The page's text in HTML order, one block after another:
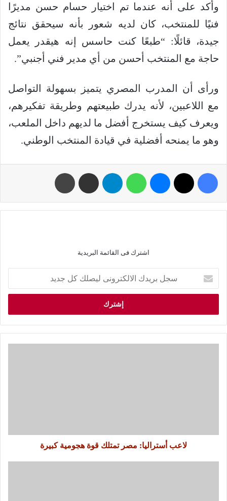
وأكد على أنه عندما تم اختيار حسام حسن مديرًا
فنيًا للمنتخب، كان لديه شعور بأنه سيحقق نتائج
جيدة، قائلًا: “طبعًا كنت حاسس إنه هيقدر يعمل
حاجة مع المنتخب أحسن من أي مدير فني أجنبي”.
ورأى أن المدرب المصري يتميز بسهولة التواصل
مع اللاعبين، لأنه يدرك طبيعتهم وطريقة تفكيرهم،
ويعرف كيف يستخرج أفضل ما لديهم داخل الملعب،
وهو ما يمنحه أفضلية في قيادة المنتخب الوطني.
اشترك فى القائمة البريدية
لاعب أستراليا: مصر تمتلك قوة هجومية كبيرة